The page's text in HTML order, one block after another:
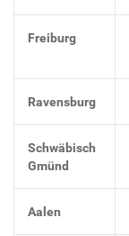
Freiburg
Ravensburg
Schwäbisch
Gmünd
Aalen